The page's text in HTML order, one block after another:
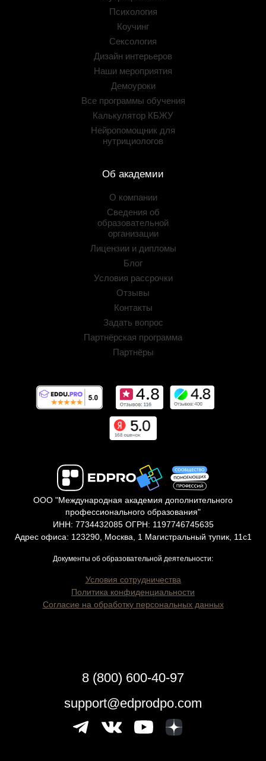
Психология
Коучинг
Сексология
Дизайн интерьеров
Наши мероприятия
Демоуроки
Все программы обучения
Калькулятор КБЖУ
Нейропомощник для
нутрициологов
Об академии
О компании
Сведения об
образовательной
организации
Лицензии и дипломы
Блог
Условия рассрочки
Отзывы
Контакты
Задать вопрос
Партнёрская программа
Партнёры
ООО "Международная академия дополнительного
профессионального образования"
ИНН: 7734432085 ОГРН: 1197746745635
Адрес офиса: 123290, Москва, 1 Магистральный тупик, 11с1
Документы об образовательной деятельности:
Условия сотрудничества
Политика конфиденциальности
Согласие на обработку персональных данных
8 (800) 600-40-97
support@edprodpo.com